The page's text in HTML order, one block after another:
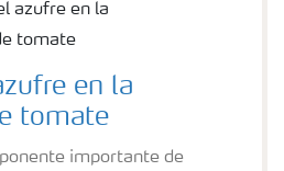
en la
tomate
importante de